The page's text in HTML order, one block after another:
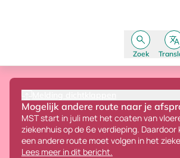
Zoek
Mogelijk andere route naar je
MST start in juli met het coaten van
ziekenhuis op de 6e verdieping. Daardoor
een andere route moet volgen in het
Lees meer in dit bericht.